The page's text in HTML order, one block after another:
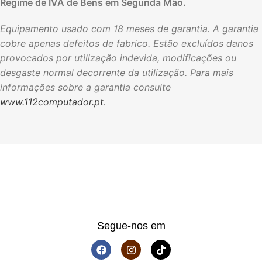
Regime de IVA de Bens em Segunda Mão.
Equipamento usado com 18 meses de garantia. A garantia
cobre apenas defeitos de fabrico. Estão excluídos danos
provocados por utilização indevida, modificações ou
desgaste normal decorrente da utilização. Para mais
informações sobre a garantia consulte
www.112computador.pt.
Segue-nos em